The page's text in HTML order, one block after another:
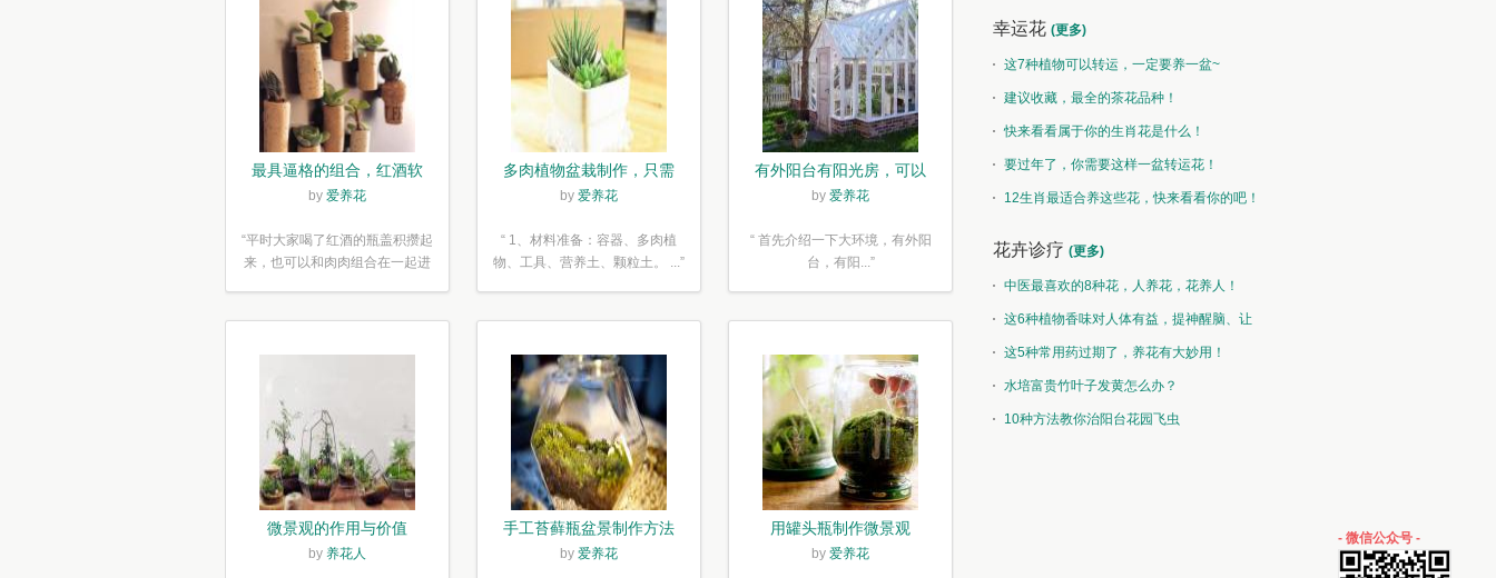
最具逼格的组合，红酒软
木塞diy多肉植物盆栽
by 爱养花
“平时大家喝了红酒的瓶盖积攒起
来，也可以和肉肉组合在一起进
多肉植物盆栽制作，只需
简单6步
by 爱养花
“ 1、材料准备：容器、多肉植
物、工具、营养土、颗粒土。 ...”
有外阳台有阳光房，可以
露养！为了肉肉，任性又
by 爱养花
“ 首先介绍一下大环境，有外阳
台，有阳...”
微景观的作用与价值
by 养花人
手工苔藓瓶盆景制作方法
by 爱养花
用罐头瓶制作微景观
by 爱养花
幸运花 (更多)
这7种植物可以转运，一定要养一盆~
建议收藏，最全的茶花品种！
快来看看属于你的生肖花是什么！
要过年了，你需要这样一盆转运花！
12生肖最适合养这些花，快来看看你的吧！
花卉诊疗 (更多)
中医最喜欢的8种花，人养花，花养人！
这6种植物香味对人体有益，提神醒脑、让
你睡的香、身体棒。
这5种常用药过期了，养花有大妙用！
水培富贵竹叶子发黄怎么办？
10种方法教你治阳台花园飞虫
- 微信公众号 -